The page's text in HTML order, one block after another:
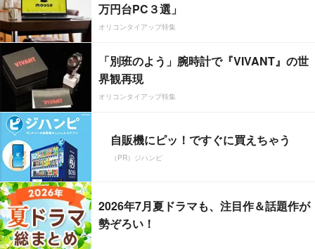
万円台PC３選」
オリコンタイアップ特集
「別班のよう」腕時計で『VIVANT』の世
界観再現
オリコンタイアップ特集
自販機にピッ！ですぐに買えちゃう
（PR）ジハンピ
2026年7月夏ドラマも、注目作＆話題作が
勢ぞろい！